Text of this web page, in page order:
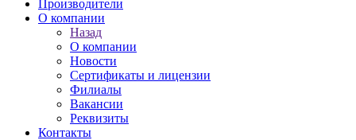
Производители
О компании
Назад
О компании
Новости
Сертификаты и лицензии
Филиалы
Вакансии
Реквизиты
Контакты